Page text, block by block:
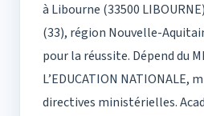
à Libourne (33500
(33), région Nouvelle-
pour la réussite. Dépend du
L’EDUCATION NATIONALE,
directives ministérielles.